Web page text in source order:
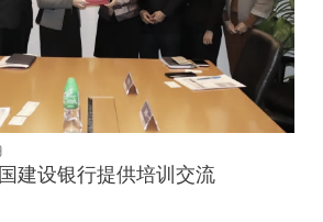
建设银行提供培训交流